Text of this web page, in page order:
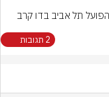
תל אביב בדו קרב
2 תגובות